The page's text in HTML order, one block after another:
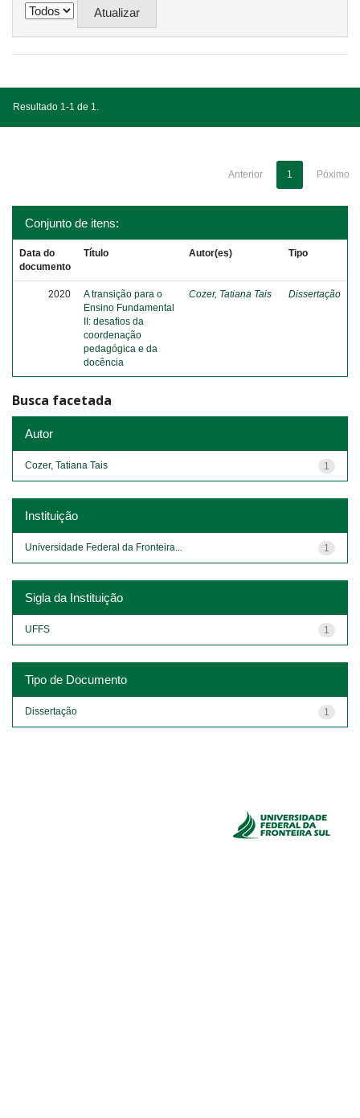
Resultado 1-1 de 1.
Anterior 1 Póximo
Conjunto de itens:
Data do
documento
Título Autor(es) Tipo
2020
A transição para o
Ensino Fundamental
II: desafios da
coordenação
pedagógica e da
docência
Cozer, Tatiana Tais Dissertação
Busca facetada
Autor
1
Cozer, Tatiana Tais
Instituição
1
Universidade Federal da Fronteira...
Sigla da Instituição
1
UFFS
Tipo de Documento
1
Dissertação